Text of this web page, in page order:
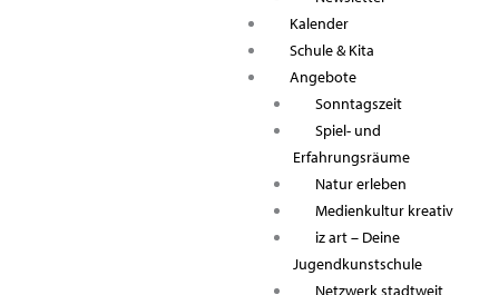
Kalender
Schule & Kita
Angebote
Sonntagszeit
Spiel- und
Erfahrungsräume
Natur erleben
Medienkultur kreativ
iz art – Deine
Jugendkunstschule
Netzwerk stadtweit